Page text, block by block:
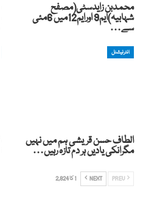
محمدبن زایدسٹی(مصفح
شہابیہ)ایم9 اورایم12میں 6مئی
سے…
انٹرنیشنل
الطاف حسن قریشی ہم میں نہیں
مگرانکی یادیں ہر دم تازہ رہیں…
NEXT 1 کا 2,824